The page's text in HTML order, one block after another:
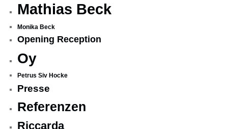
Mathias Beck
Monika Beck
Opening Reception
Oy
Petrus Siv Hocke
Presse
Referenzen
Riccarda